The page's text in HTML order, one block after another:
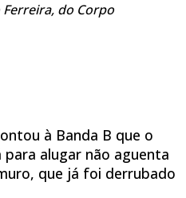
do Corpo
à Banda B que o
alugar não aguenta
que já foi derrubado